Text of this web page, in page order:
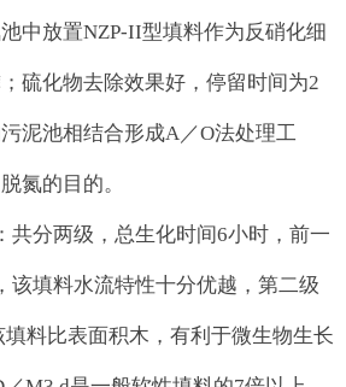
中放置NZP-II型填料作为反硝化细
硫化物去除效果好，停留时间为2
泥池相结合形成A／O法处理工
氮的目的。
共分两级，总生化时间6小时，前一
该填料水流特性十分优越，第二级
料比表面积木，有利于微生物生长